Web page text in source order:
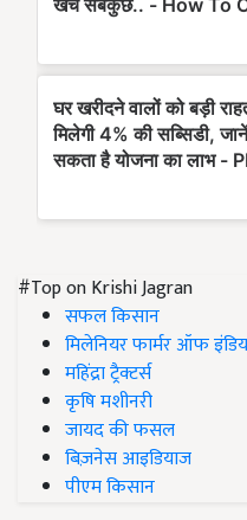
#Top on Krishi Jagran
सफल किसान
मिलेनियर फार्मर ऑफ
महिंद्रा ट्रैक्टर्स
कृषि मशीनरी
जायद की फसल
बिज़नेस आइडियाज
पीएम किसान